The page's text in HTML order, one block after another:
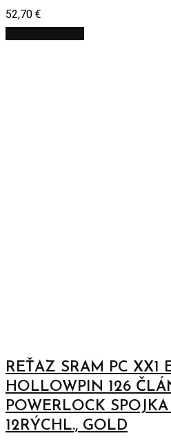
52,70 €
REŤAZ SRAM PC XX1
HOLLOWPIN 126
POWERLOCK
12RÝCHL., GOLD